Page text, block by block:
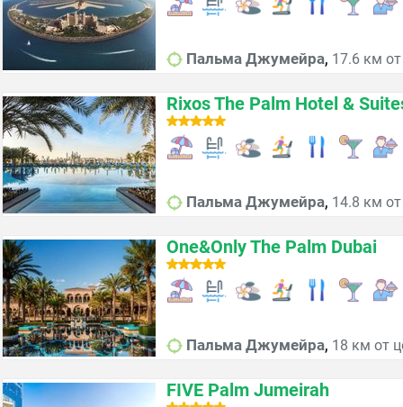
Пальма Джумейра, 17.6 км
Rixos The Palm Hotel &
Пальма Джумейра, 14.8 км
One&Only The Palm Dubai
Пальма Джумейра, 18 км от
FIVE Palm Jumeirah